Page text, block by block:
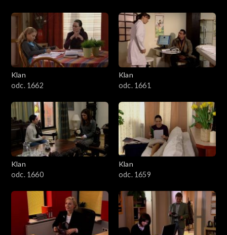
Klan
odc. 1662
Klan
odc. 1661
Klan
odc. 1660
Klan
odc. 1659